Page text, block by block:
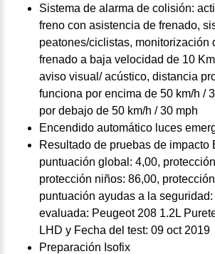
Sistema de alarma de colisión:
freno con asistencia de frenado,
peatones/ciclistas, monitorización
frenado a baja velocidad de 10
aviso visual/ acústico, distancia
funciona por encima de 50 km/h /
por debajo de 50 km/h / 30 mph
Encendido automático luces
Resultado de pruebas de impacto
puntuación global: 4,00,
protección niños: 86,00,
puntuación ayudas a la
evaluada: Peugeot 208 1.2L
LHD y Fecha del test: 09 oct 2019
Preparación Isofix